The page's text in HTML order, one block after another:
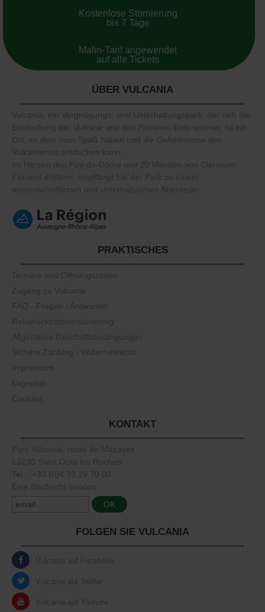
Kostenlose Stornierung
bis 7 Tage
Malin-Tarif angewendet
auf alle Tickets
ÜBER VULCANIA
Vulcania, ein Vergnügungs- und Unterhaltungspark, der sich der
Entdeckung der Vulkane und des Planeten Erde widmet, ist ein
Ort, an dem man Spaß haben und die Geheimnisse des
Vulkanismus entdecken kann.
Im Herzen des Puy-de-Dôme und 20 Minuten von Clermont-
Ferrand entfernt, empfängt Sie der Park zu einem
wissenschaftlichen und unterhaltsamen Abenteuer.
PRAKTISCHES
Termine und Öffnungszeiten
Zugang zu Vulcania
FAQ - Fragen / Antworten
Reiserücktrittsversicherung
Allgemeine Geschäftsbedingungen
Sichere Zahlung - Widerrufsrecht
Impressum
Lageplan
Cookies
KONTAKT
Parc Vulcania, route de Mazayes
63230 Saint Ours les Roches
Tel. : +33 (0)4 73 19 70 00
Eine Nachricht senden
FOLGEN SIE VULCANIA
Vulcania auf Facebook
Vulcania auf Twitter
Vulcania auf Youtube